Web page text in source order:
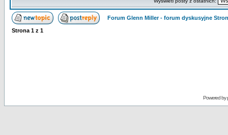
Forum Glenn Miller - forum dyskusyjne
Strona 1 z 1
Powered by